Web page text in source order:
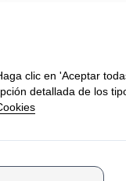
y limpia bien el
los orificios
para que
un ángulo de 45°
en el perfil
para puertas de